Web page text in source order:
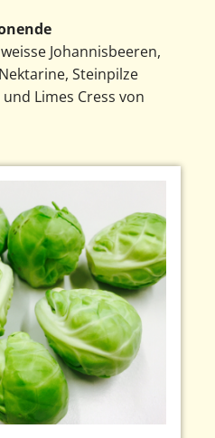
Johannisbeeren,
Steinpilze
Limes Cress von